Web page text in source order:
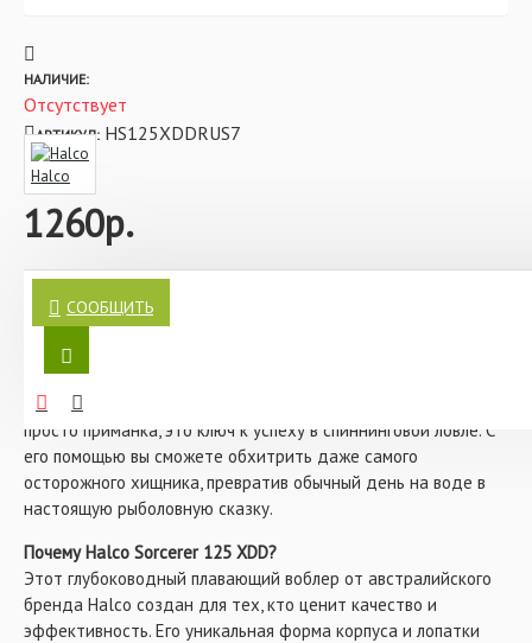
различные глубины. Стоит отметить, что благодаря
особой форме корпуса, приманка обладает
собственной, уникальной игрой с мелко-амплитудными
колебаниями. За счет своей уникальной формы воблер
обладает отличными полетными характеристиками. К
тому же данная модель приманки выпускается в
огромнейшем количестве цветов, что позволяет
подбирать приманку в зависимости от различных
Характеристики:
- Цвет: RUSSIA 7
- Размер: 125 мм
- Заглубление: 3 - 8 м
- Тип: минноу (minnow)
- Вес: 20 гр
1260р.
НАЛИЧИЕ:
Отсутствует
АРТИКУЛ: HS125XDDRUS7
Halco
СООБЩИТЬ
Воблер Halco Sorcerer 125 XDD 8m+ #RUSSIA 7: Магия
глубины и непревзойденный улов
Представьте момент, когда ваша приманка погружается в
глубины водоема, словно маг, завораживающий своей игрой.
Воблер Halco Sorcerer 125 XDD 8m+ #RUSSIA 7 – это не
просто приманка, это ключ к успеху в спиннинговой ловле. С
его помощью вы сможете обхитрить даже самого
осторожного хищника, превратив обычный день на воде в
настоящую рыболовную сказку.
Почему Halco Sorcerer 125 XDD?
Этот глубоководный плавающий воблер от австралийского
бренда Halco создан для тех, кто ценит качество и
эффективность. Его уникальная форма корпуса и лопатки